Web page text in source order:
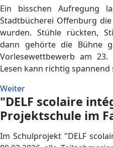
Ein bisschen
Stadtbücherei Offenburg
wurden. Stühle rückten,
dann gehörte die Bühne
Vorlesewettbewerb am
Lesen kann richtig spannend
Weiter
"DELF scolaire
Projektschule im
Im Schulprojekt "DELF